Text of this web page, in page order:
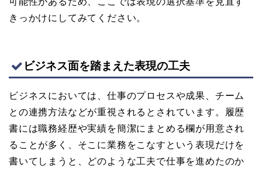
きっかけにしてみてください。
ビジネス面を踏まえた表現の工夫
ビジネスにおいては、仕事のプロセスや成果、チーム
との連携方法などが重視されるとされています。履歴
書には職務経歴や実績を簡潔にまとめる欄が用意され
ることが多く、そこに業務をこなすという表現だけを
書いてしまうと、どのような工夫で仕事を進めたのか